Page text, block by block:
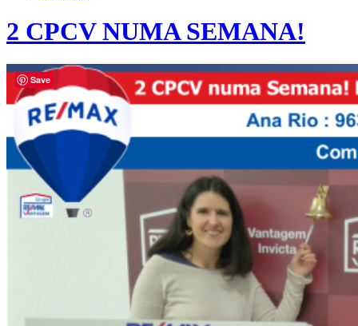
2 CPCV NUMA SEMANA!
Save